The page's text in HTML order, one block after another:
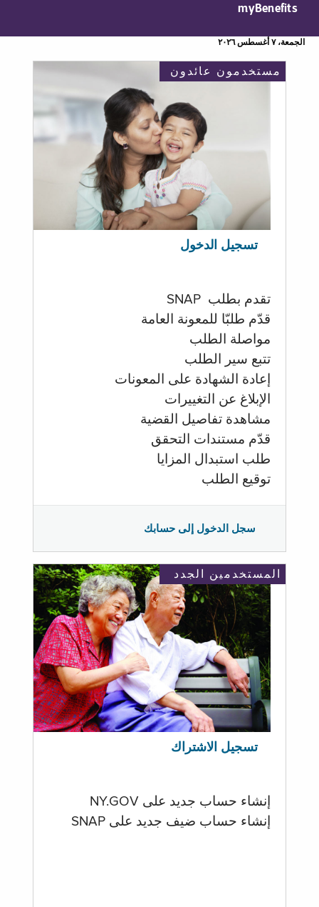
myBenefits
الجمعة، ٧ أغسطس ٢٠٢٦
مستخدمون عائدون
تسجيل الدخول
تقدم بطلب SNAP
قدّم طلبّا للمعونة العامة
مواصلة الطلب
تتبع سير الطلب
إعادة الشهادة على المعونات
الإبلاغ عن التغييرات
مشاهدة تفاصيل القضية
قدّم مستندات التحقق
طلب استبدال المزايا
توقيع الطلب
سجل الدخول إلى حسابك
المستخدمين الجدد
تسجيل الاشتراك
إنشاء حساب جديد على NY.GOV
إنشاء حساب ضيف جديد على SNAP